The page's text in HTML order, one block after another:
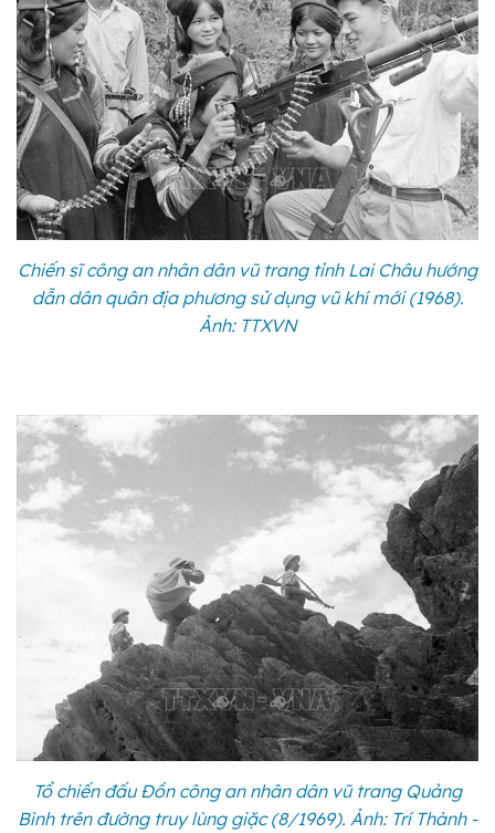
Chiến sĩ công an nhân dân vũ trang tỉnh Lai Châu hướng
dẫn dân quân địa phương sử dụng vũ khí mới (1968).
Ảnh: TTXVN
Tổ chiến đấu Đồn công an nhân dân vũ trang Quảng
Bình trên đường truy lùng giặc (8/1969). Ảnh: Trí Thành -